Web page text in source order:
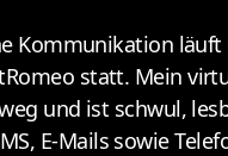
läuft
statt. Mein
und ist schwul,
E-Mails sowie